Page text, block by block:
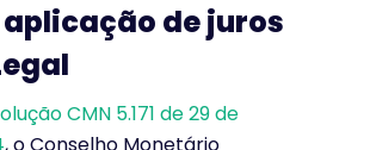
aplicação de juros
CMN 5.171 de 29 de